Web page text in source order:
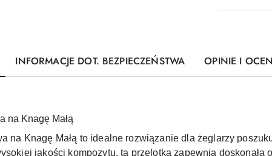
INFORMACJE DOT. BEZPIECZEŃSTWA OPINIE I
na Knagę Małą
na Knagę Małą to idealne rozwiązanie dla żeglarzy
jakości kompozytu, ta przelotka zapewnia doskonałą